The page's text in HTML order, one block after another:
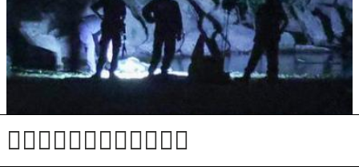
V Savi našli okrvavljeno truplo neznane osebe #foto